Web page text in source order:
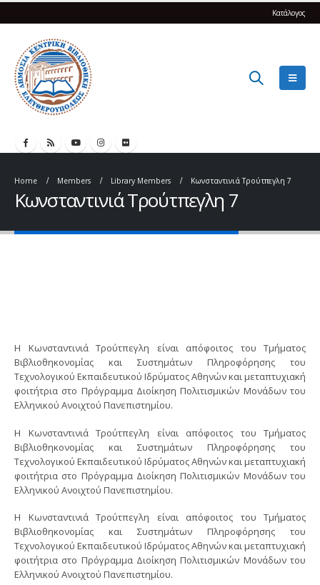
Κατάλογος
Home Members Library Members Κωνσταντινιά Τρούτπεγλη 7
Κωνσταντινιά Τρούτπεγλη 7
H Κωνσταντινιά Τρούτπεγλη είναι απόφοιτος του Τμήματος
Βιβλιοθηκονομίας και Συστημάτων Πληροφόρησης του
Τεχνολογικού Εκπαιδευτικού Ιδρύματος Αθηνών και μεταπτυχιακή
φοιτήτρια στο Πρόγραμμα Διοίκηση Πολιτισμικών Μονάδων του
Ελληνικού Ανοιχτού Πανεπιστημίου.
H Κωνσταντινιά Τρούτπεγλη είναι απόφοιτος του Τμήματος
Βιβλιοθηκονομίας και Συστημάτων Πληροφόρησης του
Τεχνολογικού Εκπαιδευτικού Ιδρύματος Αθηνών και μεταπτυχιακή
φοιτήτρια στο Πρόγραμμα Διοίκηση Πολιτισμικών Μονάδων του
Ελληνικού Ανοιχτού Πανεπιστημίου.
H Κωνσταντινιά Τρούτπεγλη είναι απόφοιτος του Τμήματος
Βιβλιοθηκονομίας και Συστημάτων Πληροφόρησης του
Τεχνολογικού Εκπαιδευτικού Ιδρύματος Αθηνών και μεταπτυχιακή
φοιτήτρια στο Πρόγραμμα Διοίκηση Πολιτισμικών Μονάδων του
Ελληνικού Ανοιχτού Πανεπιστημίου.